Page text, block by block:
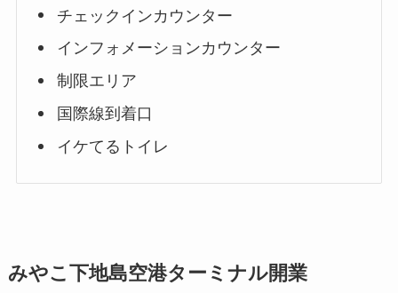
チェックインカウンター
インフォメーションカウンター
制限エリア
国際線到着口
イケてるトイレ
みやこ下地島空港ターミナル開業